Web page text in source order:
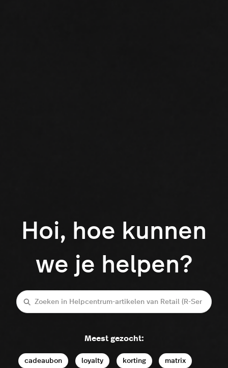
Hoi, hoe kunnen
we je helpen?
Zoeken
Meest gezocht:
cadeaubon loyalty korting matrix